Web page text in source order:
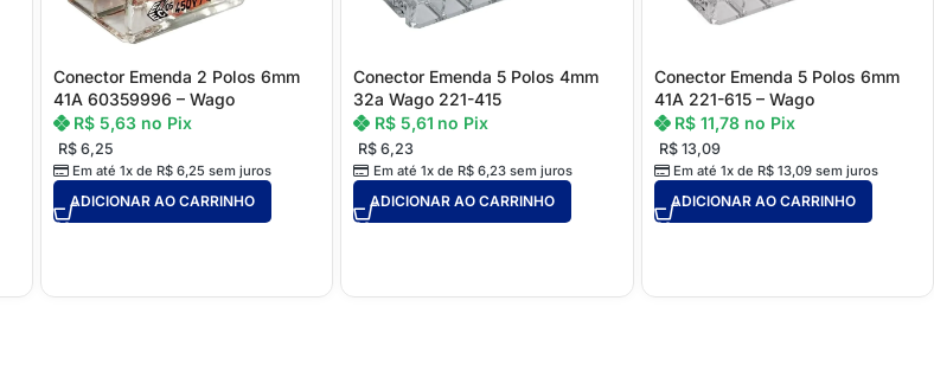
Conector Emenda 2 Polos 6mm
41A 60359996 – Wago
R$6,25
Em até 1x de R$ 6,25 sem juros
R$ 5,63 no Pix
ADICIONAR AO CARRINHO
Conector Emenda 5 Polos 4mm
32a Wago 221-415
R$ 6,23
Em até 1x de R$6,23sem juros
R$5,61 no Pix
ADICIONAR AO CARRINHO
Conector Emenda 5 Polos 6mm
41A 221-615 – Wago
R$13,09
Em até 1x de R$ 13,09 sem juros
R$ 11,78 no Pix
ADICIONAR AO CARRINHO